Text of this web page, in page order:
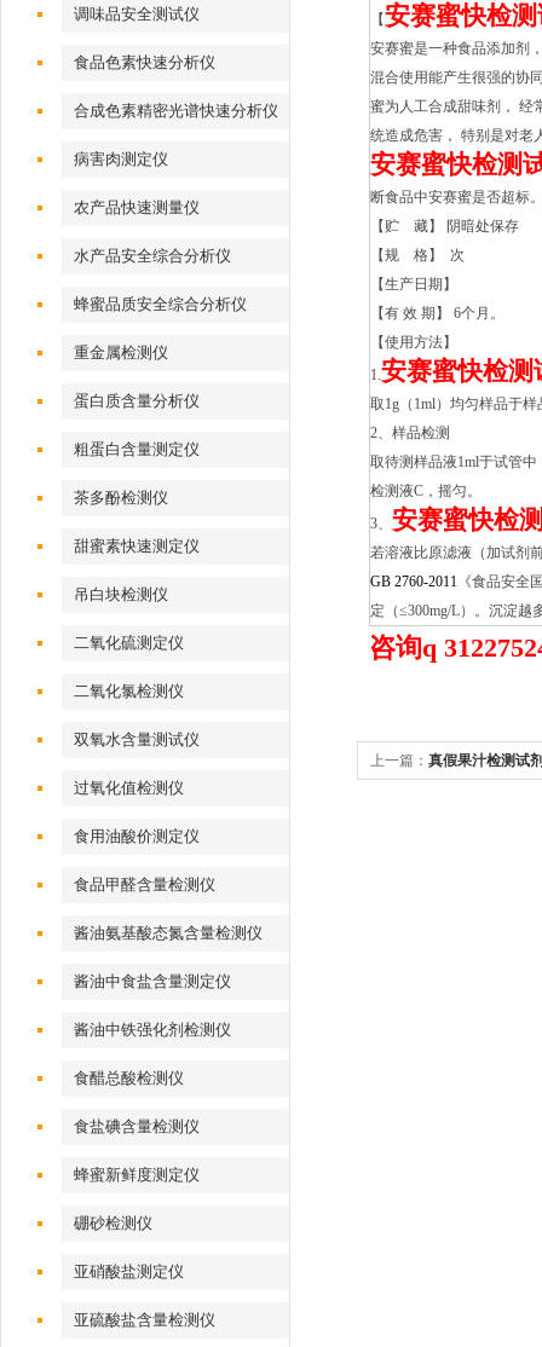
调味品安全测试仪
食品色素快速分析仪
合成色素精密光谱快速分析仪
病害肉测定仪
农产品快速测量仪
水产品安全综合分析仪
蜂蜜品质安全综合分析仪
重金属检测仪
蛋白质含量分析仪
粗蛋白含量测定仪
茶多酚检测仪
甜蜜素快速测定仪
吊白块检测仪
二氧化硫测定仪
二氧化氯检测仪
双氧水含量测试仪
过氧化值检测仪
食用油酸价测定仪
食品甲醛含量检测仪
酱油氨基酸态氮含量检测仪
酱油中食盐含量测定仪
酱油中铁强化剂检测仪
食醋总酸检测仪
食盐碘含量检测仪
蜂蜜新鲜度测定仪
硼砂检测仪
亚硝酸盐测定仪
亚硫酸盐含量检测仪
【安赛蜜快检
安赛蜜是一种食品添加剂
混合使用能产生很强的协
蜜为人工合成甜味剂， 经
统造成危害， 特别是对老
安赛蜜快检测
断食品中安赛蜜是否超标
【贮 藏】 阴暗处保存
【规 格】 次
【生产日期】
【有 效 期】 6个月。
【使用方法】
1.安赛蜜快检测
取1g（1ml）均匀样品于
2、样品检测
取待测样品液1ml于试管
检测液C，摇匀。
3、 安赛蜜快检
若溶液比原滤液（加试剂
GB 2760-2011 《食品安全
定（≤300mg/L）。沉淀越
咨询q
上一篇： 真假果汁检测试